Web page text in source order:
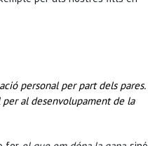
personal per part dels pares.
al desenvolupament de la